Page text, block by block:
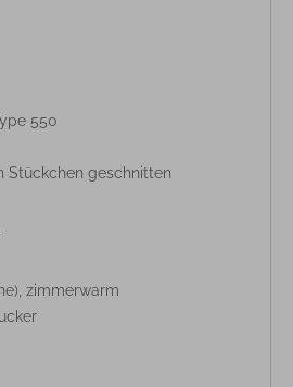
550
Stückchen geschnitten
zimmerwarm